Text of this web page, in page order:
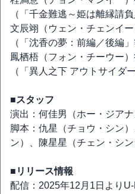
（「千金難逃～姫は離縁請負
文辰翊（ウェン・チェンイ
（「沈香の夢：前編／後編」
鳳栖梧（フォン・チーウー
（「異人之下 アウトサイダ
■スタッフ
演出：何佳男（ホー・ジアナ
脚本：仇星（チョウ・シン
ン）、陳星星（チェン・シン
■リリース情報
配信：2025年12月1日より